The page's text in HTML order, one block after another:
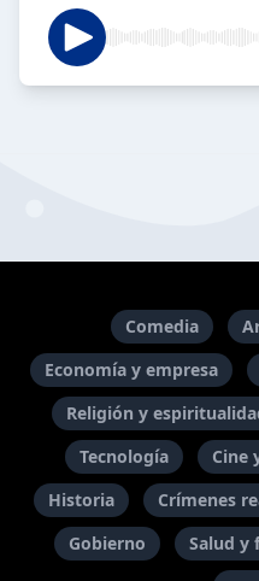
Comedia
Economía y empresa
Religión y
Tecnología
Cine
Historia
Crímenes
Gobierno
Salud y